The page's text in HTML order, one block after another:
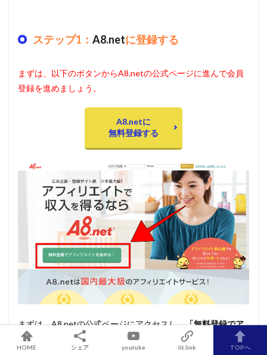
ステップ1： A8.netに登録する
まずは、以下のボタンからA8.netの公式ページに進んで会員
登録を進めましょう。
A8.netに
無料登録する
まずは、A8.netの公式ページにアクセスし、「無料登録でア
フィリエイトを始める
」をクリックして会員登録を進めまし
HOME シェア youtube lit.link TOPへ